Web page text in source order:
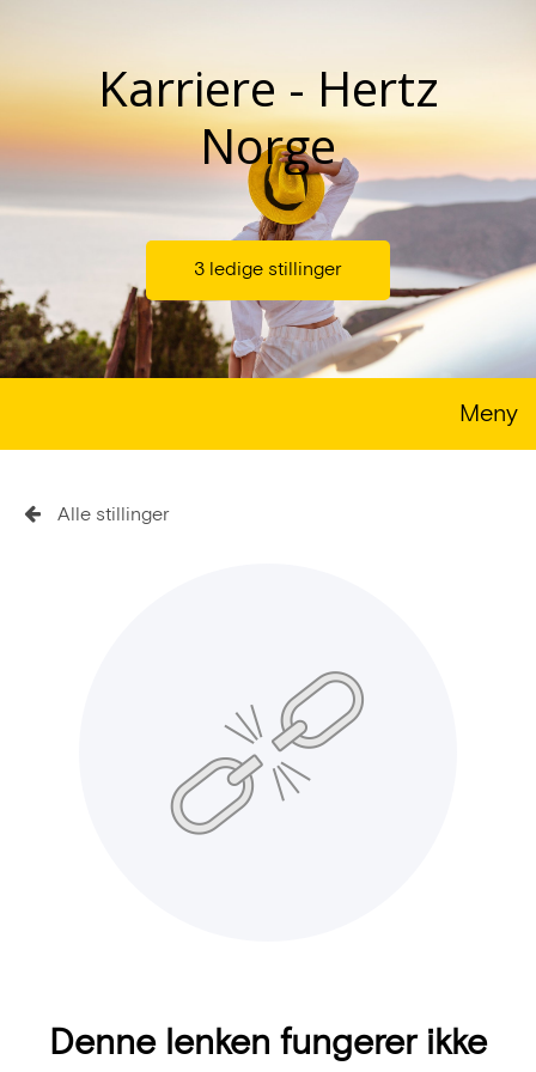
Karriere - Hertz
Norge
3 ledige stillinger
Meny
Alle stillinger
Denne lenken fungerer ikke